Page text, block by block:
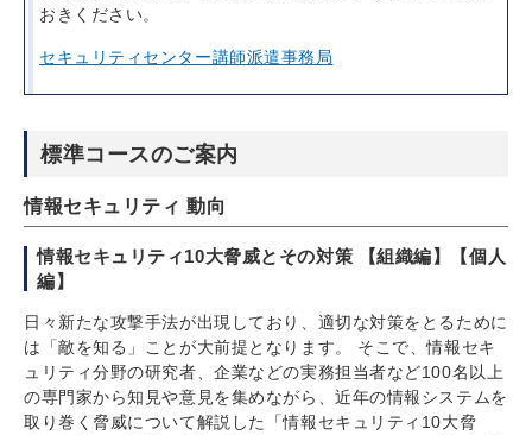
おきください。
セキュリティセンター講師派遣事務局
標準コースのご案内
情報セキュリティ 動向
情報セキュリティ10大脅威とその対策 【組織編】【個人
編】
日々新たな攻撃手法が出現しており、適切な対策をとるために
は「敵を知る」ことが大前提となります。 そこで、情報セキ
ュリティ分野の研究者、企業などの実務担当者など100名以上
の専門家から知見や意見を集めながら、近年の情報システムを
取り巻く脅威について解説した「情報セキュリティ10大脅